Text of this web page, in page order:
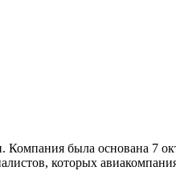
была основана 7
которых